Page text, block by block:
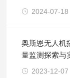
2024-07-18
奥斯恩无人机
量监测探索与
2023-12-07